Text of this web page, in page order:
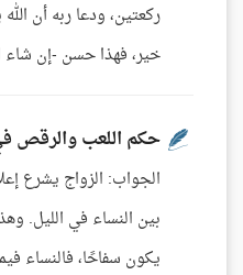
ركعتين، ودعا ربه أن
خير، فهذا حسن -إن شاء
حكم اللعب والرقص
الجواب: الزواج يشرع
بين النساء في الليل.
يكون سفاحًا، فالنساء